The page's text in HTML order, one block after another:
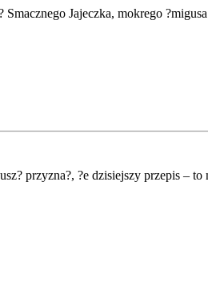
Jajeczka, mokrego
przyzna?, ?e dzisiejszy przepis